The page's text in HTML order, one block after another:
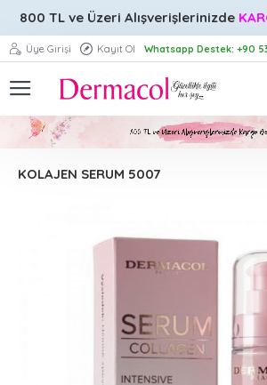
800 TL ve Üzeri Alışverişlerinizde
Üye Girişi Kayıt Ol Whatsapp Destek: +90
KOLAJEN SERUM 5007